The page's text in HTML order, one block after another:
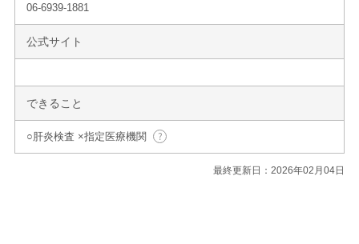
06-6939-1881
公式サイト
できること
○肝炎検査 ×指定医療機関
最終更新日：2026年02月04日